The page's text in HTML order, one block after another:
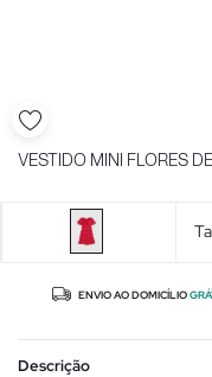
VESTIDO MINI FLORES
ENVIO AO DOMICÍLIO
Descrição